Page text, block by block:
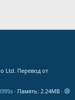
Ltd. Перевод от
Память 2.24MB